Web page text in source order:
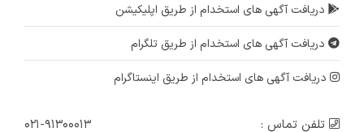
دریافت آگهی های استخدام از طریق اپلیکیشن
دریافت آگهی های استخدام از طریق تلگرام
دریافت آگهی های استخدام از طریق اینستاگرام
تلفن تماس : ۰۲۱-۹۱۳۰۰۰۱۳